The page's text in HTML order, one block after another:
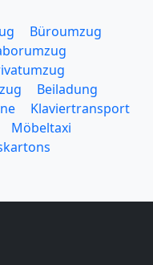
Büroumzug
Beiladung
Klaviertransport
Möbeltaxi